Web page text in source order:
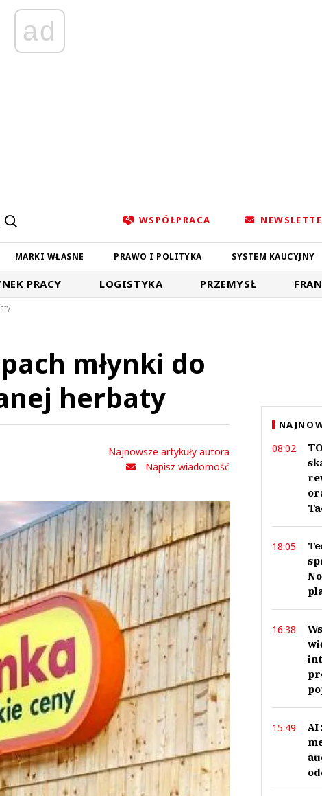
ad
WSPÓŁPRACA
MARKI WŁASNE PRAWO I POLITYKA SYSTEM KAUCYJNY
PRACY LOGISTYKA PRZEMYSŁ
młynki do
herbaty
Najnowsze artykuły autora
Napisz wiadomość
08:02
18:05
16:38
15:49
AI